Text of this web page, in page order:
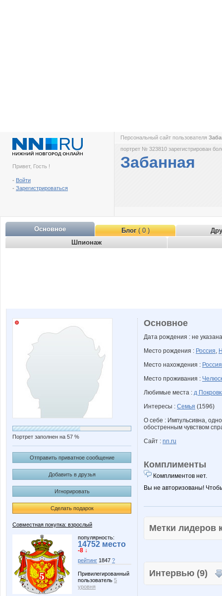
Привет, Гость !
- Войти
- Зарегистрироваться
Персональный сайт пользователя
портрет № 323810 зарегистрирован
Забанная
Основное Блог( 0 )
Шпионаж
Портрет заполнен на 57 %
Отправить приватное сообщение
Добавить в друзья
Игнорировать
Сделать подарок
Совместная покупка: взрослый
популярность:
14752 место
-8 ↓
рейтинг 1847 ?
Привилегированный
пользователь 5
уровня
Основное
Дата рождения : не указана
Место рождения : Россия,
Место нахождения : Россия
Место проживания :
Любимые места : д
Интересы : Семья (1596)
О себе : Импульсивна,
обостренным чувством
Сайт : nn.ru
Комплименты
Комплиментов нет.
Вы не авторизованы!
Метки
Интервью (9)